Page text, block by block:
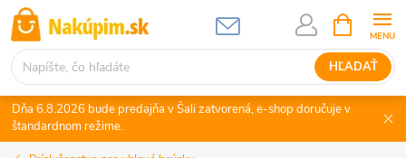
Prejsť
na
obsah
HĽADAŤ
KOŠÍK
Dňa 6.8.2026 bude predajňa v Šali zatvorená, e-shop doručuje v
štandardnom režime.